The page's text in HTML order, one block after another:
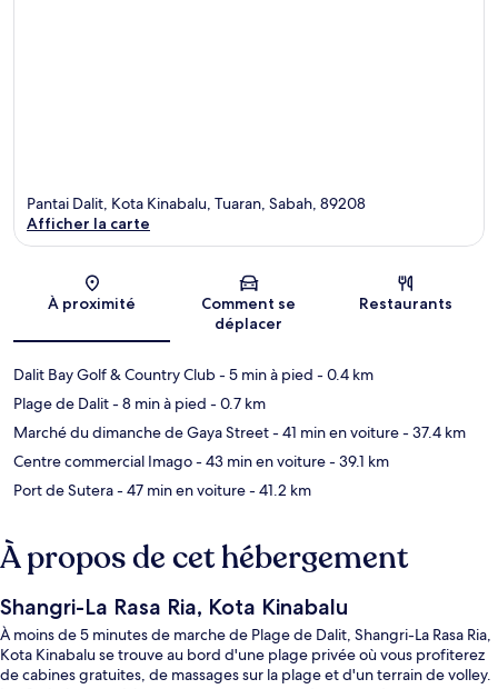
Carte
Pantai Dalit, Kota Kinabalu, Tuaran, Sabah, 89208
Afficher la carte
À proximité
Comment se
déplacer
Restaurants
Dalit Bay Golf & Country Club- 5 min à pied - 0.4 km
Plage de Dalit- 8 min à pied - 0.7 km
Marché du dimanche de Gaya Street- 41 min en voiture- 37.4 km
Centre commercial Imago- 43 min en voiture- 39.1 km
Port de Sutera- 47 min en voiture- 41.2 km
À propos de cet hébergement
Shangri-La Rasa Ria, Kota Kinabalu
À moins de 5 minutes de marche de Plage de Dalit, Shangri-La Rasa Ria,
Kota Kinabalu se trouve au bord d'une plage privée où vous profiterez
de cabines gratuites, de massages sur la plage et d'un terrain de volley.